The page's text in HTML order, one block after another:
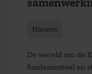
Nieuws
De wereld om de
fundamenteel en